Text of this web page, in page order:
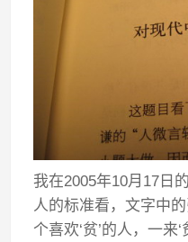
我在2005年10月17日
人的标准看，文字中
个喜欢‘贫’的人，一来